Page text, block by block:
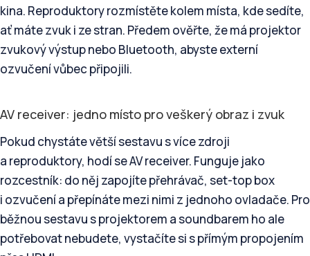
kina. Reproduktory rozmístěte kolem místa, kde sedíte,
ať máte zvuk i ze stran. Předem ověřte, že má projektor
zvukový výstup nebo Bluetooth, abyste externí
ozvučení vůbec připojili.
AV receiver: jedno místo pro veškerý obraz i zvuk
Pokud chystáte větší sestavu s více zdroji
a reproduktory, hodí se AV receiver. Funguje jako
rozcestník: do něj zapojíte přehrávač, set-top box
i ozvučení a přepínáte mezi nimi z jednoho ovladače. Pro
běžnou sestavu s projektorem a soundbarem ho ale
potřebovat nebudete, vystačíte si s přímým propojením